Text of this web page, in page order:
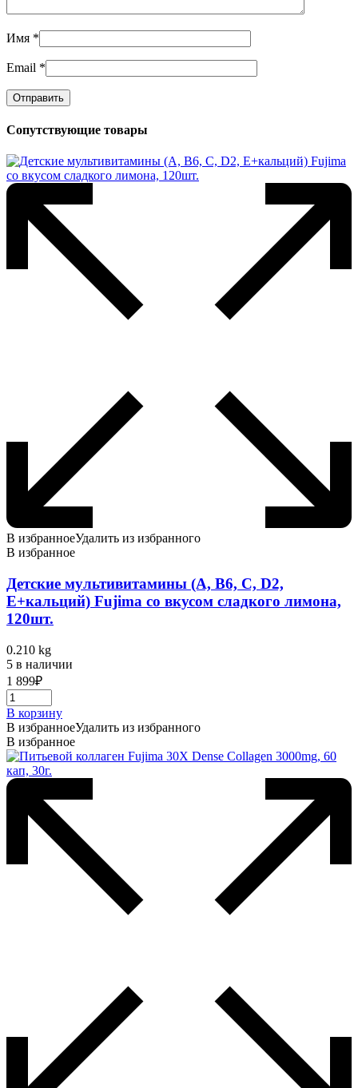
Имя *
Email *
Сопутствующие товары
В избранноеУдалить из избранного
В избранное
Детские мультивитамины (A, B6, C, D2,
E+кальций) Fujima со вкусом сладкого лимона,
120шт.
0.210 kg
5 в наличии
1 899₽
В корзину
В избранноеУдалить из избранного
В избранное